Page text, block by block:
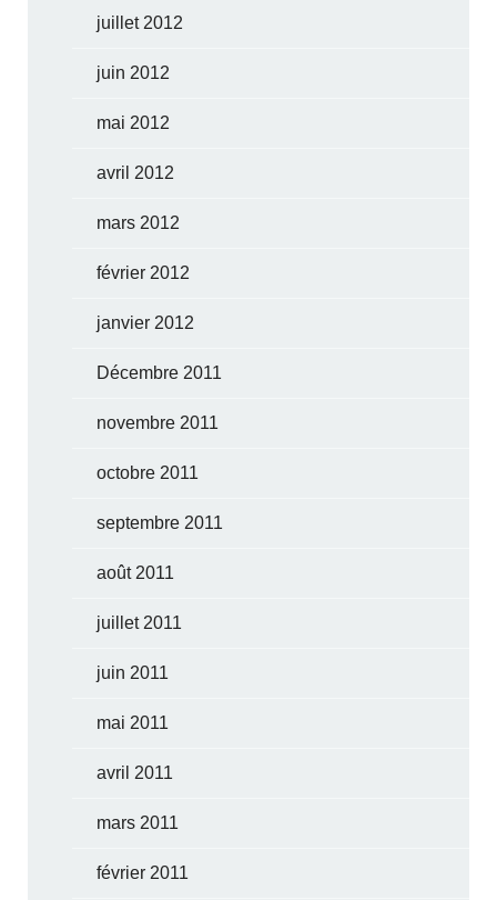
juillet 2012
juin 2012
mai 2012
avril 2012
mars 2012
février 2012
janvier 2012
Décembre 2011
novembre 2011
octobre 2011
septembre 2011
août 2011
juillet 2011
juin 2011
mai 2011
avril 2011
mars 2011
février 2011